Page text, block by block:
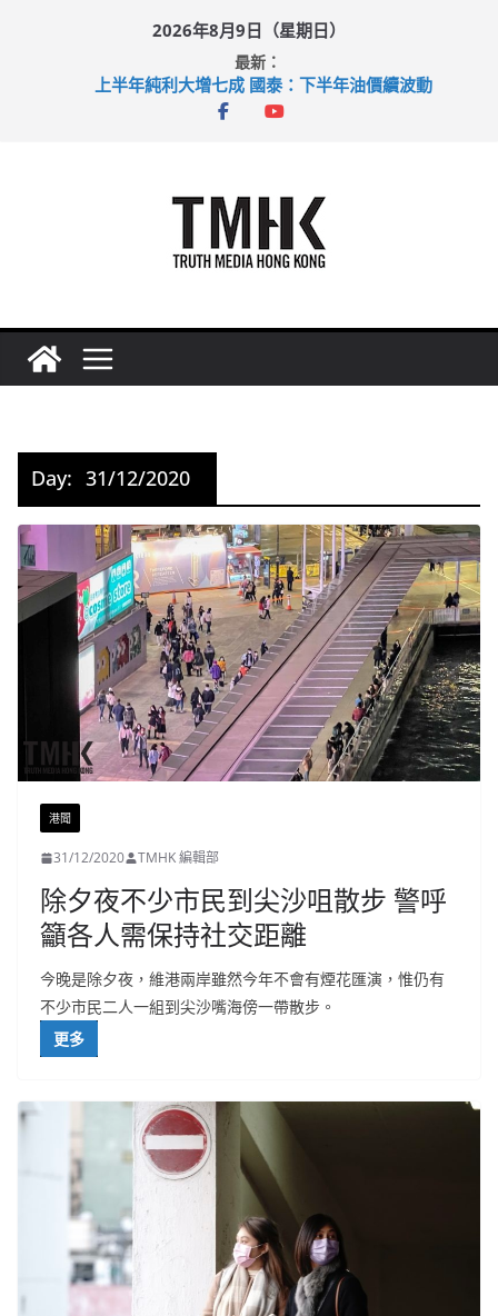
2026年8月9日（星期日）
最新：
上半年純利大增七成 國泰：下半年油價續波動
拜仁熱身賽挫維拉 啟德主場館奪錦標
Day: 31/12/2020
港聞
31/12/2020 TMHK 編輯部
除夕夜不少市民到尖沙咀散步 警呼
籲各人需保持社交距離
今晚是除夕夜，維港兩岸雖然今年不會有煙花匯演，惟仍有
不少市民二人一組到尖沙嘴海傍一帶散步。
更多